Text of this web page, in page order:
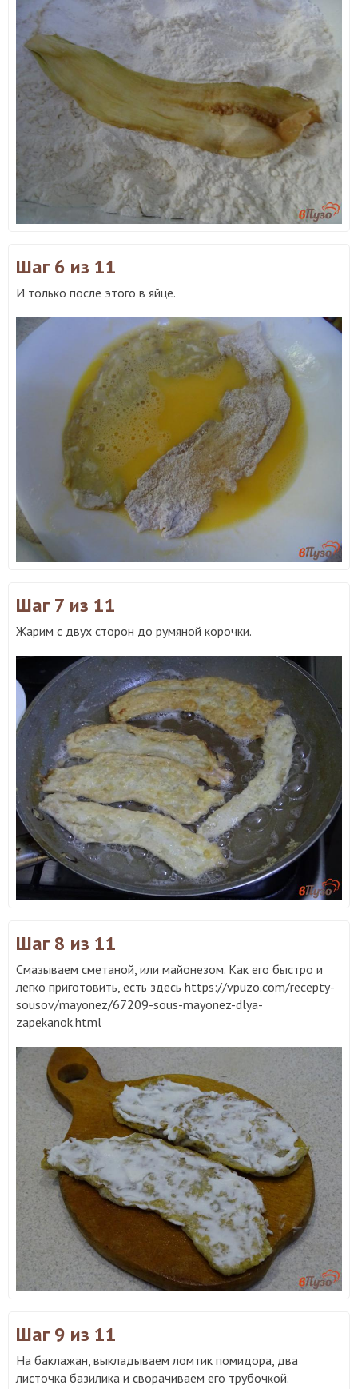
Шаг 6 из 11
И только после этого в яйце.
Шаг 7 из 11
Жарим с двух сторон до румяной корочки.
Шаг 8 из 11
Смазываем сметаной, или майонезом. Как его быстро и
легко приготовить, есть здесь https://vpuzo.com/recepty-
sousov/mayonez/67209-sous-mayonez-dlya-
zapekanok.html
Шаг 9 из 11
На баклажан, выкладываем ломтик помидора, два
листочка базилика и сворачиваем его трубочкой.